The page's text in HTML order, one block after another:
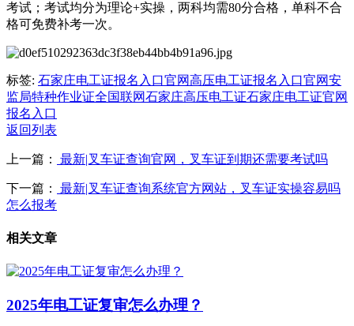
考试；考试均分为理论+实操，两科均需80分合格，单科不合
格可免费补考一次。
标签: 石家庄电工证报名入口官网高压电工证报名入口官网安
监局特种作业证全国联网石家庄高压电工证石家庄电工证官网
报名入口
返回列表
上一篇： 最新|叉车证查询官网，叉车证到期还需要考试吗
下一篇：
最新|叉车证查询系统官方网站，叉车证实操容易吗
怎么报考
相关文章
2025年电工证复审怎么办理？